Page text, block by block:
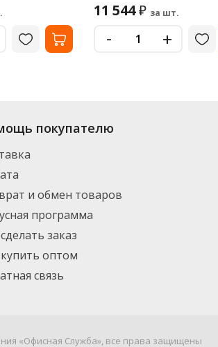
11 544₽ за шт.
- +
покупателю
и обмен товаров
программа
заказ
оптом
связь
«Офисная Служба», все права защищены